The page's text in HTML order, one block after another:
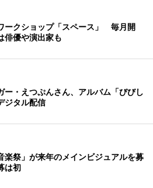
ークショップ「スペース」 毎月開
俳優や演出家も
ー・えつぷんさん、アルバム「びびし
ジタル配信
楽祭」が来年のメインビジュアルを募
は初